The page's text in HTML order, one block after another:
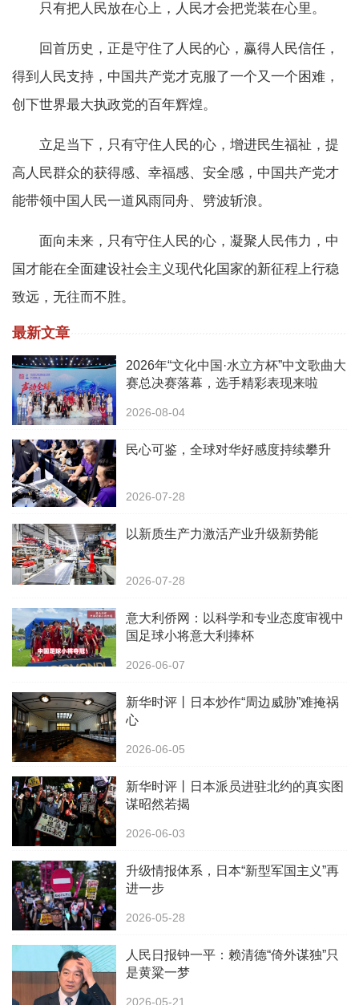
只有把人民放在心上，人民才会把党装在心里。
回首历史，正是守住了人民的心，赢得人民信任，
得到人民支持，中国共产党才克服了一个又一个困难，
创下世界最大执政党的百年辉煌。
立足当下，只有守住人民的心，增进民生福祉，提
高人民群众的获得感、幸福感、安全感，中国共产党才
能带领中国人民一道风雨同舟、劈波斩浪。
面向未来，只有守住人民的心，凝聚人民伟力，中
国才能在全面建设社会主义现代化国家的新征程上行稳
致远，无往而不胜。
最新文章
2026年“文化中国·水立方杯”中文歌曲大
赛总决赛落幕，选手精彩表现来啦
2026-08-04
民心可鉴，全球对华好感度持续攀升
2026-07-28
以新质生产力激活产业升级新势能
2026-07-28
意大利侨网：以科学和专业态度审视中
国足球小将意大利捧杯
2026-06-07
新华时评丨日本炒作“周边威胁”难掩祸
心
2026-06-05
新华时评丨日本派员进驻北约的真实图
谋昭然若揭
2026-06-03
升级情报体系，日本“新型军国主义”再
进一步
2026-05-28
人民日报钟一平：赖清德“倚外谋独”只
是黄粱一梦
2026-05-21